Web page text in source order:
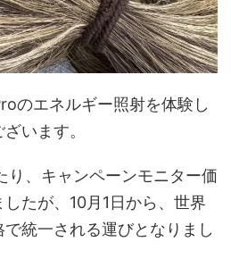
のエネルギー照射を体験し
います。
り、キャンペーンモニター価
たが、10月1日から、世界
統一される運びとなりまし